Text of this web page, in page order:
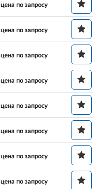
цена по запросу
цена по запросу
цена по запросу
цена по запросу
цена по запросу
цена по запросу
цена по запросу
цена по запросу